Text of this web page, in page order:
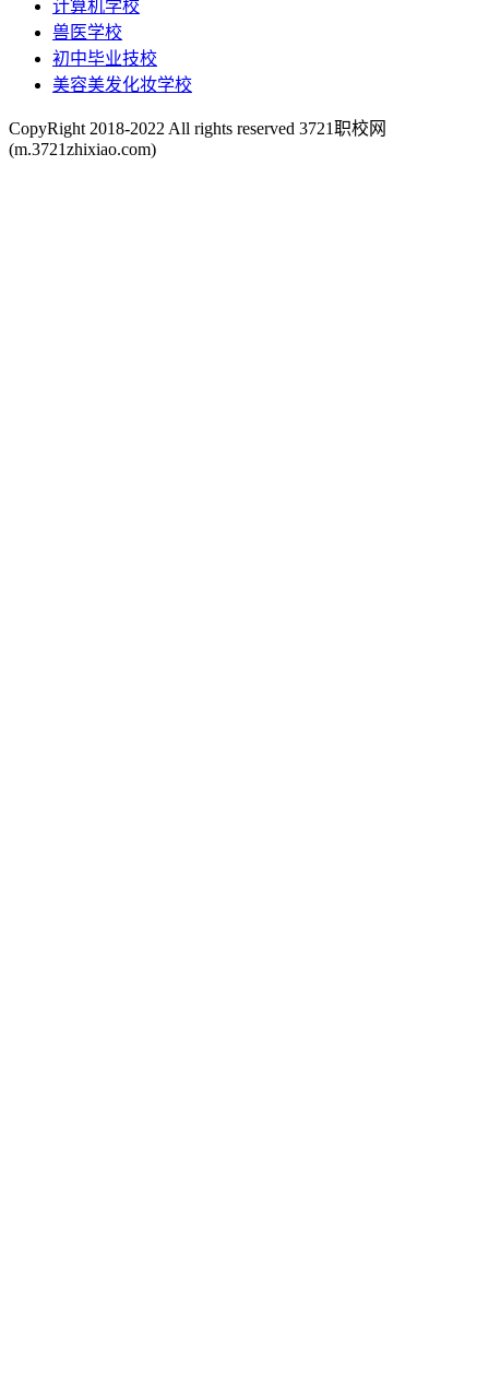
计算机学校
兽医学校
初中毕业技校
美容美发化妆学校
CopyRight 2018-2022 All rights reserved 3721职校网
(m.3721zhixiao.com)